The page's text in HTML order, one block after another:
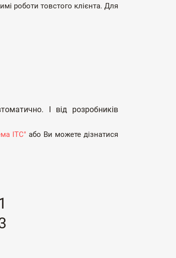
роботи товстого клієнта. Для
І від розробників
ІТС" або Ви можете дізнатися